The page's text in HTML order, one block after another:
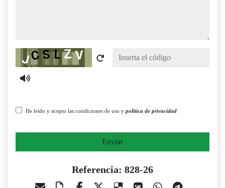
Captcha
He leído y acepto las condiciones de uso y política de privacidad
Enviar
Referencia: 828-26